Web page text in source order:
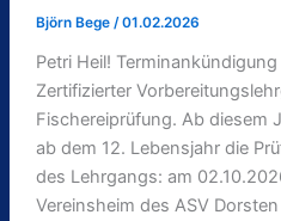
Björn Bege /01.02.2026
Petri Heil!
Zertifizierter
Fischereiprüfung. Ab diesem
ab dem 12. Lebensjahr die
des Lehrgangs: am
Vereinsheim des ASV